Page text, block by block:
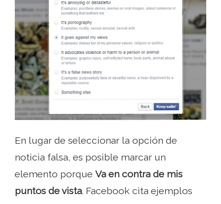
En lugar de seleccionar la opción de
noticia falsa, es posible marcar un
elemento porque Va en contra de mis
puntos de vista. Facebook cita ejemplos